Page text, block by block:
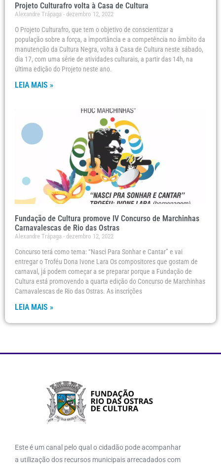
Projeto Culturafro volta à Casa de Cultura
Alexandre Trápaga dezembro 12, 2022
O Projeto Culturafro, que tem o objetivo de conscientizar a
população sobre a força, a importância e a competência no âmbito da
manutenção da Cultura Negra, volta à Casa de Cultura neste sábado,
dia 17, com uma série de atividades culturais, a partir das 14h, na
última edição do Projeto neste ano.
LEIA MAIS »
Fundação de Cultura promove IV Concurso de Marchinhas
Carnavalescas de Rio das Ostras
Alexandre Trápaga dezembro 12, 2022
Concurso terá como tema: “Nasci Para Sonhar e Cantar” e vai
entregar o Troféu Dona Ivone Lara Os compositores que gostam de
carnaval, já podem começar a se preparar porque a Fundação de
Cultura está promovendo a quarta edição do Concurso de Marchinhas
Carnavalescas de Rio das Ostras. As inscrições
LEIA MAIS »
Este é um canal pelo qual o cidadão pode acompanhar
a utilização dos recursos municipais arrecadados com